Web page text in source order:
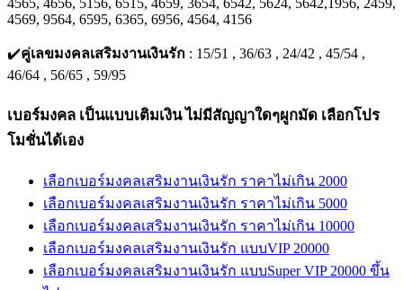
4565, 4656, 5156, 6515, 4659, 3654, 6542, 5624, 5642,1956, 2459,
4569, 9564, 6595, 6365, 6956, 4564, 4156
✔️คู่เลขมงคลเสริมงานเงินรัก : 15/51 , 36/63 , 24/42 , 45/54 ,
46/64 , 56/65 , 59/95
เบอร์มงคล เป็นแบบเติมเงิน ไม่มีสัญญาใดๆผูกมัด เลือกโปร
โมชั่นได้เอง
เลือกเบอร์มงคลเสริมงานเงินรัก ราคาไม่เกิน 2000
เลือกเบอร์มงคลเสริมงานเงินรัก ราคาไม่เกิน 5000
เลือกเบอร์มงคลเสริมงานเงินรัก ราคาไม่เกิน 10000
เลือกเบอร์มงคลเสริมงานเงินรัก แบบVIP 20000
เลือกเบอร์มงคลเสริมงานเงินรัก แบบSuper VIP 20000 ขึ้น